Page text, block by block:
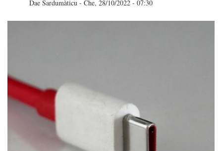
S'Unione
su
càrriga-
baterias
universale
Dae Sardumàticu - Che, 28/10/2022 - 07:30